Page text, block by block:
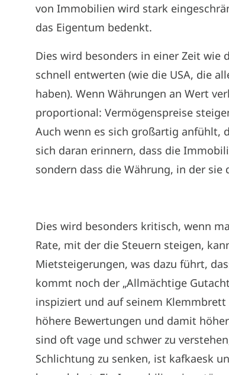
von Immobilien wird stark
das Eigentum bedenkt.
Dies wird besonders in einer Zeit wie
schnell entwerten (wie die USA, die
haben). Wenn Währungen an Wert
proportional: Vermögenspreise
Auch wenn es sich großartig anfühlt,
sich daran erinnern, dass die
sondern dass die Währung, in der
Dies wird besonders kritisch, wenn
Rate, mit der die Steuern steigen,
Mietsteigerungen, was dazu führt,
kommt noch der „Allmächtige
inspiziert und auf seinem
höhere Bewertungen und damit
sind oft vage und schwer zu
Schlichtung zu senken, ist kafkaesk